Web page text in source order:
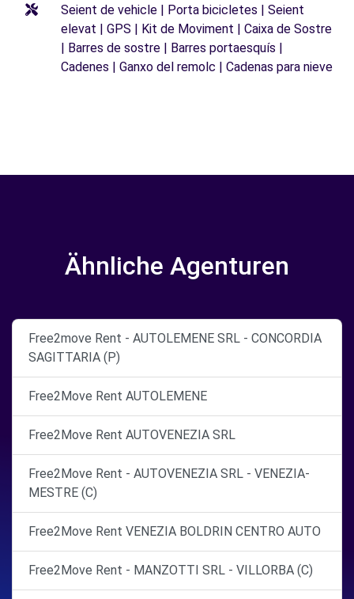
Seient de vehicle | Porta bicicletes | Seient
elevat | GPS | Kit de Moviment | Caixa de Sostre
| Barres de sostre | Barres portaesquís |
Cadenes | Ganxo del remolc | Cadenas para nieve
Ähnliche Agenturen
Free2move Rent - AUTOLEMENE SRL - CONCORDIA
SAGITTARIA (P)
Free2Move Rent AUTOLEMENE
Free2Move Rent AUTOVENEZIA SRL
Free2Move Rent - AUTOVENEZIA SRL - VENEZIA-
MESTRE (C)
Free2Move Rent VENEZIA BOLDRIN CENTRO AUTO
Free2Move Rent - MANZOTTI SRL - VILLORBA (C)